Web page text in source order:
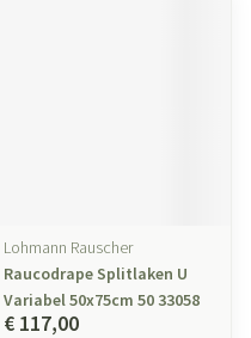
Lohmann Rauscher
Raucodrape Splitlaken U
Variabel 50x75cm 50 33058
€ 117,00